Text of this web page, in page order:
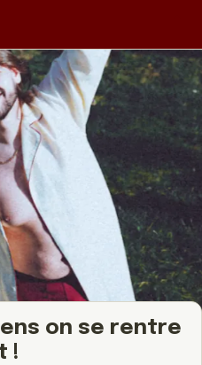
on se rentre
!